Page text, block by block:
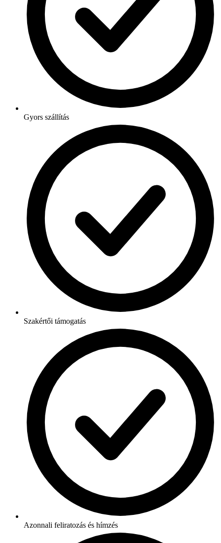
Gyors szállítás
Szakértői támogatás
Azonnali feliratozás és hímzés